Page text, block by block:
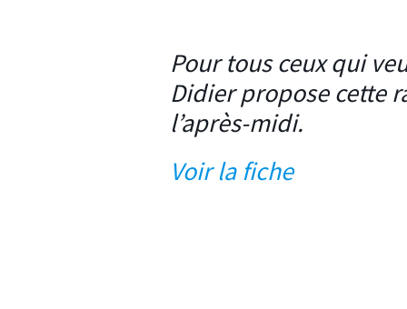
Pour tous ceux qui
Didier propose cette
l’après-midi.
Voir la fiche